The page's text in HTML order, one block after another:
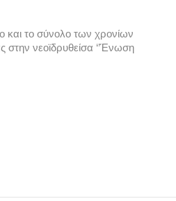
και το σύνολο των χρονίων
νεοϊδρυθείσα ‘’Ένωση